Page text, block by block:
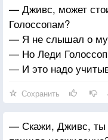
— Дживс, может
Голоссопам?
— Я не слышал о
— Но Леди
— И это надо
Сохранить
— Скажи, Дживс, ты